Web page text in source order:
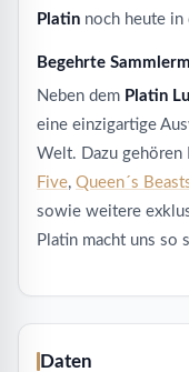
Platin noch heute in
Begehrte
Neben dem Platin
eine einzigartige
Welt. Dazu gehören
Five, Queen´s
sowie weitere
Platin macht uns so
Daten